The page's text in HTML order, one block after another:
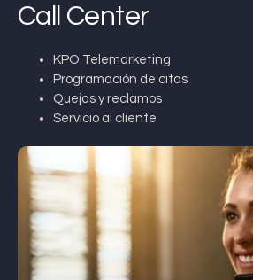
Call Center
KPO Telemarketing
Programación de citas
Quejas y reclamos
Servicio al cliente